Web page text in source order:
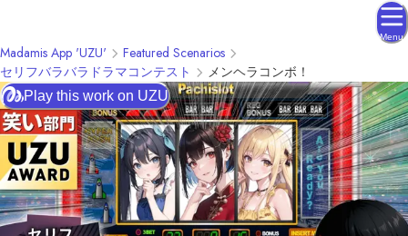
Menu
Madamis App 'UZU'
Featured Scenarios
セリフバラバラドラマコンテスト
メンヘラコンボ！
Play this work on UZU